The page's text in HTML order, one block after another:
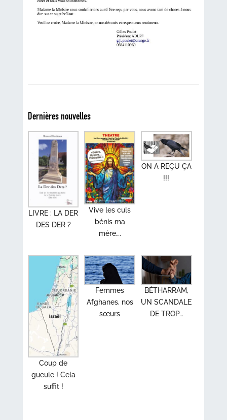
Dernières nouvelles
LIVRE : LA DER
DES DER ?
Vive les culs
bénis ma
mère….
ON A REÇU ÇA
!!!
Coup de
gueule ! Cela
suffit !
Femmes
Afghanes, nos
sœurs
BÉTHARRAM,
UN SCANDALE
DE TROP…